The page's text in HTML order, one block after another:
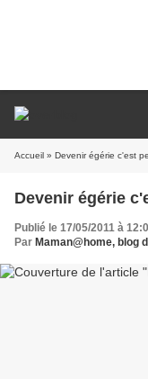
Accueil » Devenir égérie c'est
Devenir égérie
Publié le 17/05/2011 à
Par Maman@home, blog